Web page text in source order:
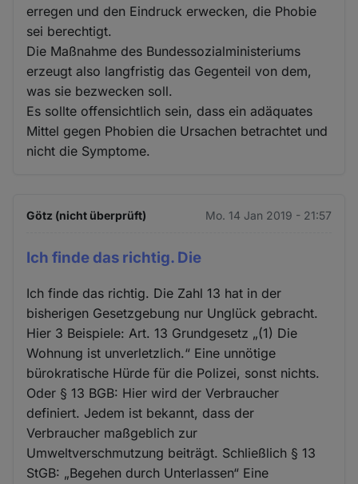
erregen und den Eindruck erwecken, die Phobie
sei berechtigt.
Die Maßnahme des Bundessozialministeriums
erzeugt also langfristig das Gegenteil von dem,
was sie bezwecken soll.
Es sollte offensichtlich sein, dass ein adäquates
Mittel gegen Phobien die Ursachen betrachtet und
nicht die Symptome.
Götz (nicht überprüft) Mo. 14 Jan 2019 - 21:57
Ich finde das richtig. Die
Ich finde das richtig. Die Zahl 13 hat in der
bisherigen Gesetzgebung nur Unglück gebracht.
Hier 3 Beispiele: Art. 13 Grundgesetz „(1) Die
Wohnung ist unverletzlich.“ Eine unnötige
bürokratische Hürde für die Polizei, sonst nichts.
Oder § 13 BGB: Hier wird der Verbraucher
definiert. Jedem ist bekannt, dass der
Verbraucher maßgeblich zur
Umweltverschmutzung beiträgt. Schließlich § 13
StGB: „Begehen durch Unterlassen“ Eine